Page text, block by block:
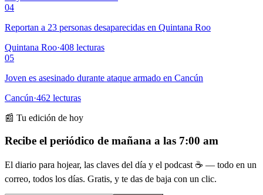
04
Reportan a 23 personas desaparecidas en Quintana Roo
Quintana Roo·408 lecturas
05
Joven es asesinado durante ataque armado en Cancún
Cancún·462 lecturas
📰 Tu edición de hoy
Recibe el periódico de mañana a las 7:00 am
El diario para hojear, las claves del día y el podcast ☕ — todo en un
correo, todos los días. Gratis, y te das de baja con un clic.